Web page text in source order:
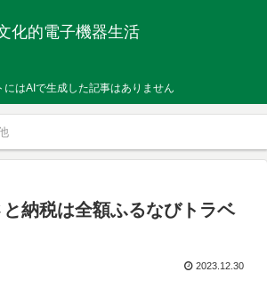
化的電子機器生活
にはAIで生成した記事はありません
納税は全額ふるなびトラベ
2023.12.30